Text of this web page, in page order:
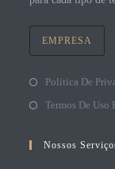
EMPRESA
Política De
Termos De Uso
Nossos